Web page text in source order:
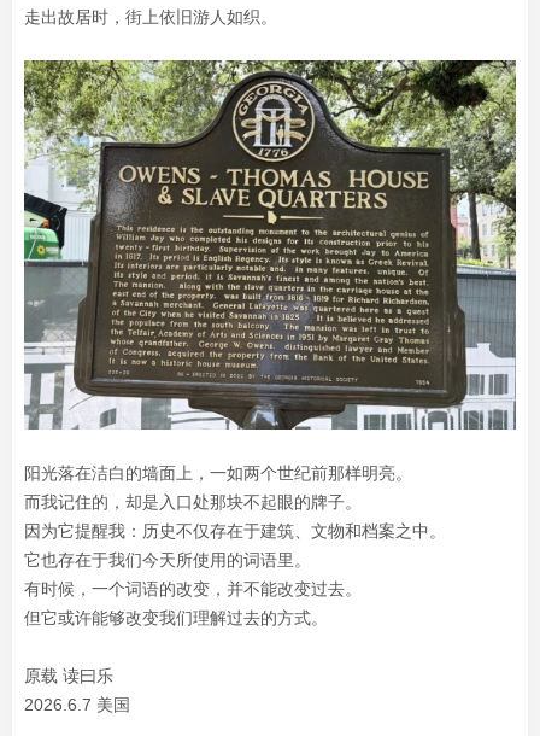
走出故居时，街上依旧游人如织。
阳光落在洁白的墙面上，一如两个世纪前那样明亮。
而我记住的，却是入口处那块不起眼的牌子。
因为它提醒我：历史不仅存在于建筑、文物和档案之中。
它也存在于我们今天所使用的词语里。
有时候，一个词语的改变，并不能改变过去。
但它或许能够改变我们理解过去的方式。
原载 读曰乐
2026.6.7 美国